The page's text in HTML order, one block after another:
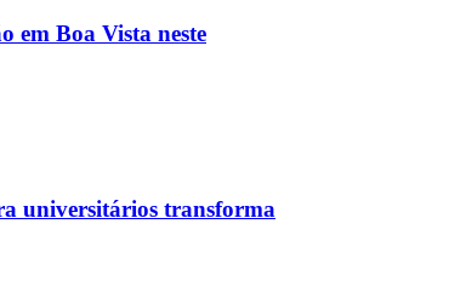
em Boa Vista neste
universitários transforma